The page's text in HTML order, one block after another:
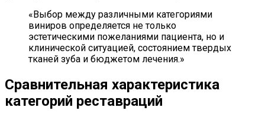
«Выбор между различными категориями
виниров определяется не только
эстетическими пожеланиями пациента, но и
клинической ситуацией, состоянием твердых
тканей зуба и бюджетом лечения.»
Сравнительная характеристика
категорий реставраций